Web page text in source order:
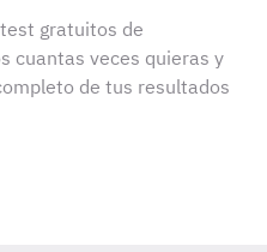
gratuitos de
cuantas veces quieras y
de tus resultados